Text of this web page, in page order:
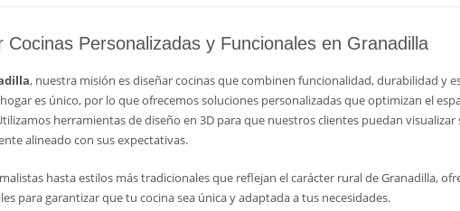
Cocinas Personalizadas y Funcionales en Granadilla
, nuestra misión es diseñar cocinas que combinen funcionalidad, durabilidad y
es único, por lo que ofrecemos soluciones personalizadas que optimizan el
herramientas de diseño en 3D para que nuestros clientes puedan
alineado con sus expectativas.
hasta estilos más tradicionales que reflejan el carácter rural de Granadilla,
para garantizar que tu cocina sea única y adaptada a tus necesidades.